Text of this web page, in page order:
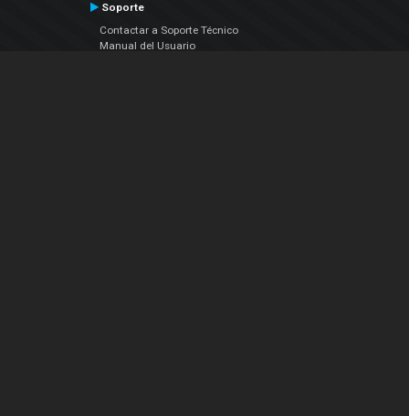
Soporte
Contactar a Soporte Técnico
Manual del Usuario